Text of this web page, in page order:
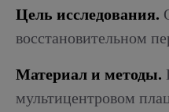
Цель исследования.
восстановительном
Материал и методы.
мультицентровом